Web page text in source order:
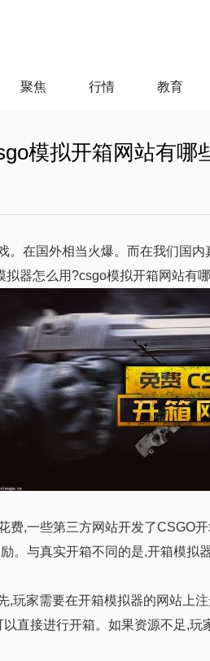
聚焦 行情 教育
模拟开箱网站有哪
。在国外相当火爆。而在我们国
器怎么用?csgo模拟开箱网站有
费,一些第三方网站开发了CSGO
。与真实开箱不同的是,开箱模拟
,玩家需要在开箱模拟器的网站上
直接进行开箱。如果资源不足,